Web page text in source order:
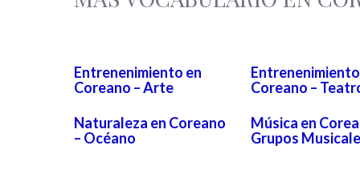
Entrenenimiento en
Coreano – Arte
Coreano –
Naturaleza en Coreano
– Océano
Música en
Grupos